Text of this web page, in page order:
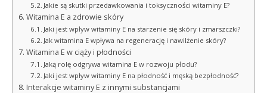
Jakie są skutki przedawkowania i toksyczności witaminy E?
Witamina E a zdrowie skóry
Jaki jest wpływ witaminy E na starzenie się skóry i zmarszczki?
Jak witamina E wpływa na regenerację i nawilżenie skóry?
Witamina E w ciąży i płodności
Jaką rolę odgrywa witamina E w rozwoju płodu?
Jaki jest wpływ witaminy E na płodność i męską bezpłodność?
Interakcje witaminy E z innymi substancjami